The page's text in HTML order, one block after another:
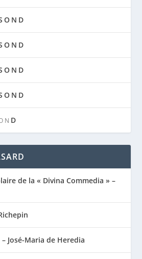
O N D
O N D
O N D
O N D
N D
de la « Divina Commedia » –
José-Maria de Heredia